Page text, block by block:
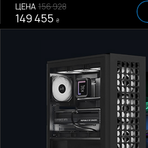
ЦЕНА 156 928
149 455 ₴